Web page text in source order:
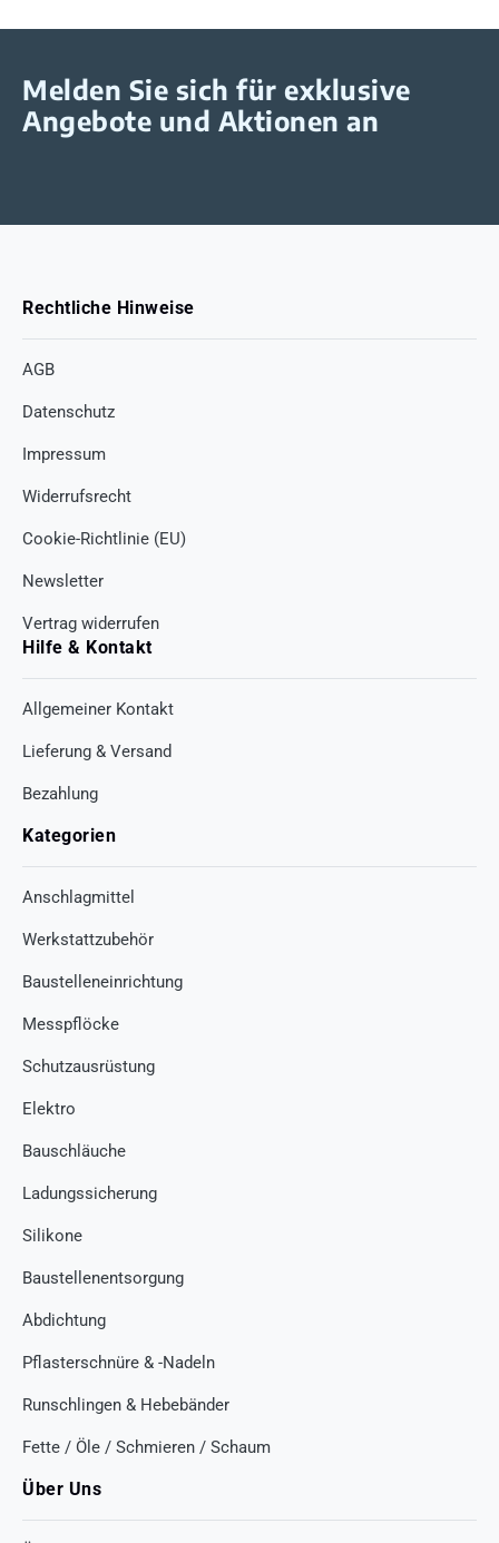
Melden Sie sich für exklusive
Angebote und Aktionen an
Rechtliche Hinweise
AGB
Datenschutz
Impressum
Widerrufsrecht
Cookie-Richtlinie (EU)
Newsletter
Vertrag widerrufen
Hilfe & Kontakt
Allgemeiner Kontakt
Lieferung & Versand
Bezahlung
Kategorien
Anschlagmittel
Werkstattzubehör
Baustelleneinrichtung
Messpflöcke
Schutzausrüstung
Elektro
Bauschläuche
Ladungssicherung
Silikone
Baustellenentsorgung
Abdichtung
Pflasterschnüre & -Nadeln
Runschlingen & Hebebänder
Fette / Öle / Schmieren / Schaum
Über Uns